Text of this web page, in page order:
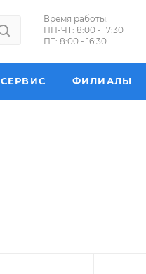
Время работы:
ПН-ЧТ: 8:00 - 17:30
ПТ: 8:00 - 16:30
СЕРВИС ФИЛИАЛЫ